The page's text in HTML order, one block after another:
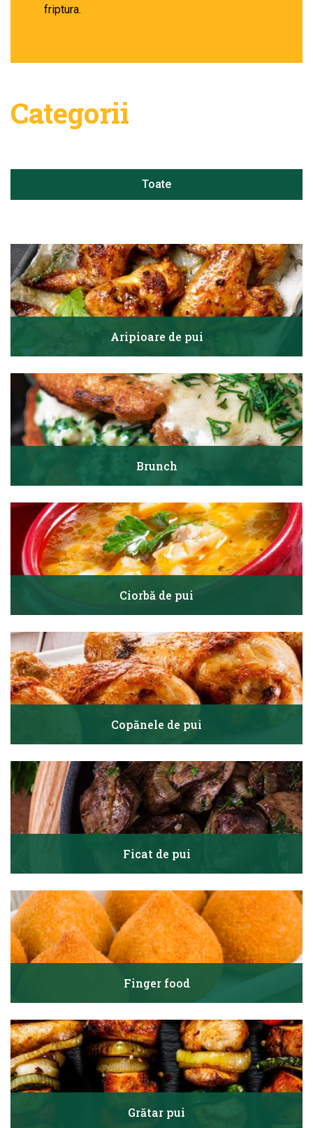
friptura.
Categorii
Toate
Aripioare de pui
Brunch
Ciorbă de pui
Copănele de pui
Ficat de pui
Finger food
Grătar pui